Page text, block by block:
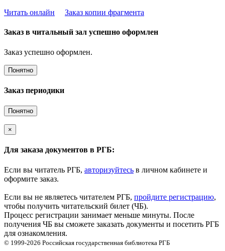
Читать онлайн
Заказ копии фрагмента
Заказ в читальный зал успешно оформлен
Заказ успешно оформлен.
Понятно
Заказ периодики
Понятно
×
Для заказа документов в РГБ:
Если вы читатель РГБ, авторизуйтесь в личном кабинете и
оформите заказ.
Если вы не являетесь читателем РГБ, пройдите регистрацию,
чтобы получить читательский билет (ЧБ).
Процесс регистрации занимает меньше минуты. После
получения ЧБ вы сможете заказать документы и посетить РГБ
для ознакомления.
© 1999-2026 Российская государственная библиотека РГБ